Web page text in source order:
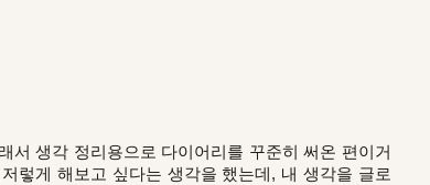
서 생각 정리용으로 다이어리를 꾸준히 써온 편이거
렇게 해보고 싶다는 생각을 했는데, 내 생각을 글로